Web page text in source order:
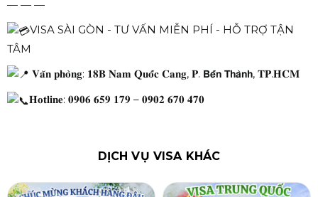
— — —
VISA SÀI GÒN - TƯ VẤN MIỄN PHÍ - HỖ TRỢ TẬN
TÂM
𝐕𝐚̆𝐧 𝐩𝐡𝐨̀𝐧𝐠: 𝟏𝟖𝐁 𝐍𝐚𝐦 𝐐𝐮𝐨̂́𝐜 𝐂𝐚𝐧𝐠, 𝐏. 𝗕𝗲̂́𝗻 𝗧𝗵𝗮̀𝗻𝗵, 𝐓𝐏.𝐇𝐂𝐌
𝐇𝐨𝐭𝐥𝐢𝐧𝐞: 𝟎𝟗𝟎𝟔 𝟔𝟓𝟗 𝟏𝟕𝟗 – 𝟎𝟗𝟎𝟐 𝟔𝟕𝟎 𝟒𝟕𝟎
DỊCH VỤ VISA KHÁC